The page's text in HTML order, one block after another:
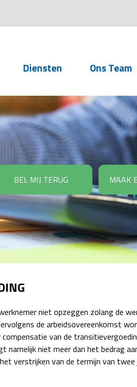
Diensten
Service voor
accountants- en
administratiekantoren
Arbeidsrechtelijke
Advisering
Salarisadministratie
Personeelsadministratie
Detachering
Ons Team
BEL MIJ TERUG MAAK
niet opzeggen zolang de
de arbeidsovereenkomst
van de
niet meer dan het bedrag
verstrijken van de termijn van